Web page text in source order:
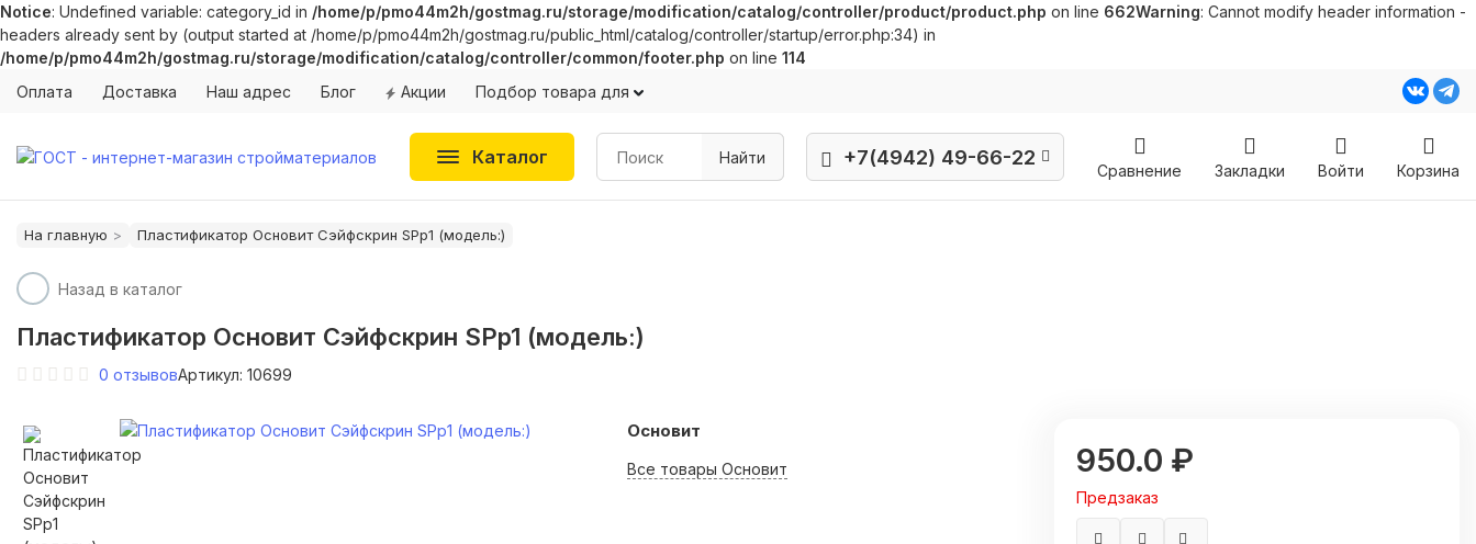
Notice: Undefined variable: category_id in /home/p/pmo44m2h/gostmag.ru/storage/modification/catalog/controller/product/product.php on line 662Warning: Cannot modify header information -
headers already sent by (output started at /home/p/pmo44m2h/gostmag.ru/public_html/catalog/controller/startup/error.php:34) in
/home/p/pmo44m2h/gostmag.ru/storage/modification/catalog/controller/common/footer.php on line 114
Оплата
Доставка Наш адрес Блог Акции Подбор товара для
Каталог Найти +7(4942) 49-66-22
Сравнение Закладки Войти Корзина
На главную Пластификатор Основит Сэйфскрин SPp1 (модель:)
Назад в каталог
Пластификатор Основит Сэйфскрин SPp1 (модель:)
0 отзывовАртикул: 10699
Основит
Все товары Основит 950.0 ₽
Предзаказ